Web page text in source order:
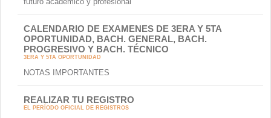
CALENDARIO DE EXAMENES DE 3ERA Y 5TA
OPORTUNIDAD, BACH. GENERAL, BACH.
PROGRESIVO Y BACH. TÉCNICO
3ERA Y 5TA OPORTUNIDAD
NOTAS IMPORTANTES
REALIZAR TU REGISTRO
EL PERÍODO OFICIAL DE REGISTROS